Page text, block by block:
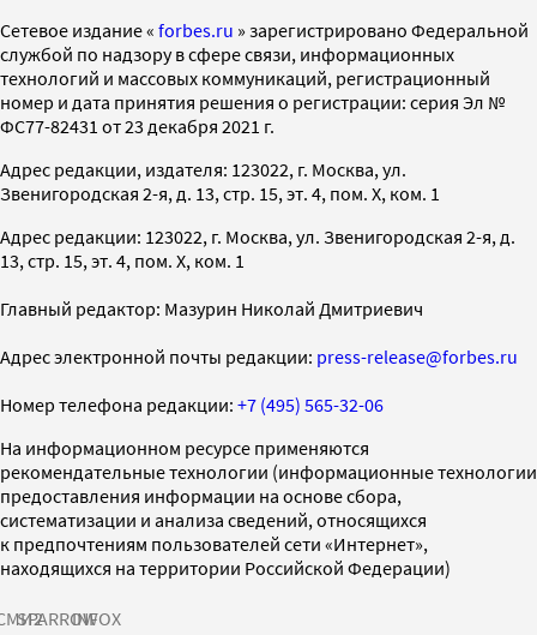
Cетевое издание « forbes.ru » зарегистрировано Федеральной
службой по надзору в сфере связи, информационных
технологий и массовых коммуникаций, регистрационный
номер и дата принятия решения о регистрации: серия Эл №
ФС77-82431 от 23 декабря 2021 г.
Адрес редакции, издателя: 123022, г. Москва, ул.
Звенигородская 2-я, д. 13, стр. 15, эт. 4, пом. X, ком. 1
Адрес редакции: 123022, г. Москва, ул. Звенигородская 2-я, д.
13, стр. 15, эт. 4, пом. X, ком. 1
Главный редактор: Мазурин Николай Дмитриевич
Адрес электронной почты редакции: press-release@forbes.ru
Номер телефона редакции: +7 (495) 565-32-06
На информационном ресурсе применяются
рекомендательные технологии (информационные технологии
предоставления информации на основе сбора,
систематизации и анализа сведений, относящихся
к предпочтениям пользователей сети «Интернет»,
находящихся на территории Российской Федерации)
SPARROWINFOX